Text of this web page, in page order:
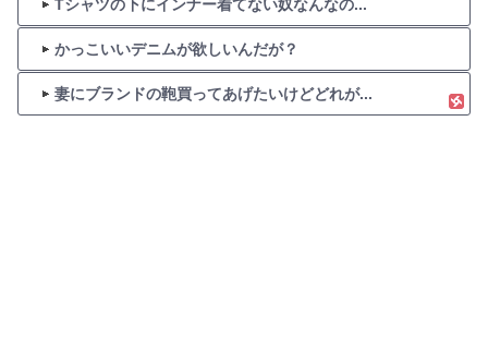
Tシャツの下にインナー着てない奴なんなの...
かっこいいデニムが欲しいんだが？
妻にブランドの鞄買ってあげたいけどどれが...